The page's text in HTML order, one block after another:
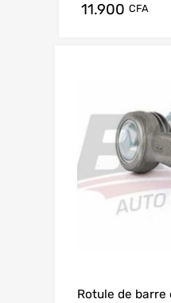
11.900 CFA
Rotule de barre